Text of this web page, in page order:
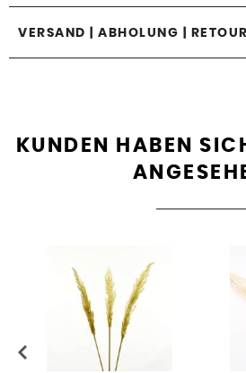
VERSAND | ABHOLUNG |
KUNDEN HABEN